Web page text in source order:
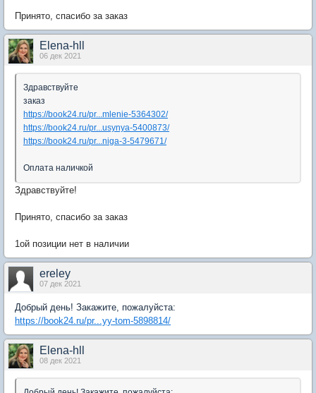
Принято, спасибо за заказ
Elena-hll
06 дек 2021
Здравствуйте
заказ
https://book24.ru/pr...mlenie-5364302/
https://book24.ru/pr...usynya-5400873/
https://book24.ru/pr...niga-3-5479671/
Оплата наличкой
Здравствуйте!
Принято, спасибо за заказ
1ой позиции нет в наличии
ereley
07 дек 2021
Добрый день! Закажите, пожалуйста:
https://book24.ru/pr...yy-tom-5898814/
Elena-hll
08 дек 2021